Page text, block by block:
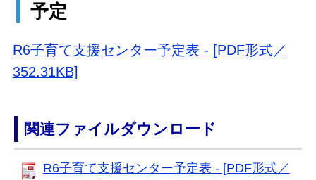
予定
R6子育て支援センター予定表 - [PDF形式／
352.31KB]
関連ファイルダウンロード
R6子育て支援センター予定表 - [PDF形式／